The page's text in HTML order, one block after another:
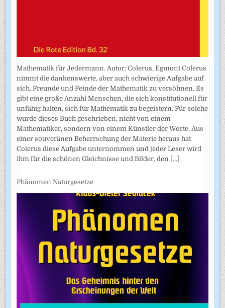
Mathematik für Jedermann. Autor: Colerus, Egmont Colerus
nimmt die dankenswerte, aber auch schwierige Aufgabe auf
sich, Freunde und Feinde der Mathematik zu versöhnen. Es
gibt eine große Anzahl Menschen, die sich konstitutionell für
unfähig halten, sich für Mathematik zu begeistern. Für solche
wurde dieses Buch geschrieben, nicht von einem
Mathematiker, sondern von einem Künstler der Worte. Aus
einer souveränen Beherrschung der Materie heraus hat
Colerus diese Aufgabe unternommen und jeder Leser wird
ihm für die schönen Gleichnisse und Bilder, den [...]
Phänomen Naturgesetze